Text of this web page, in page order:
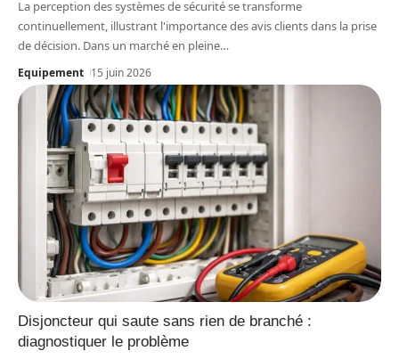
La perception des systèmes de sécurité se transforme
continuellement, illustrant l'importance des avis clients dans la prise
de décision. Dans un marché en pleine…
Equipement 15 juin 2026
Disjoncteur qui saute sans rien de branché :
diagnostiquer le problème